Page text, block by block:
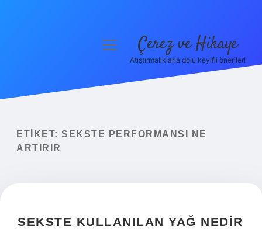
Yasal Uyarı
menüyü Çerez ve Hikaye
Atıştırmalıklarla dolu keyifli öneriler!
ETIKET: SEKSTE PERFORMANSI NE
ARTIRIR
SEKSTE KULLANILAN YAĞ NEDIR